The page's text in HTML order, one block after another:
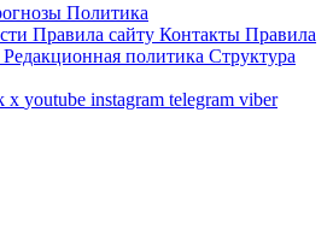
Политика
Правила сайту Контакты Правила
Редакционная политика Структура
x youtube instagram telegram viber